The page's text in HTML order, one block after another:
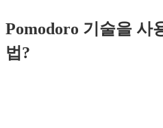
Pomodoro 기술을 사
법?